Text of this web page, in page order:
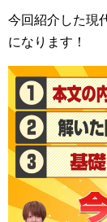
今回紹介した現
になります！